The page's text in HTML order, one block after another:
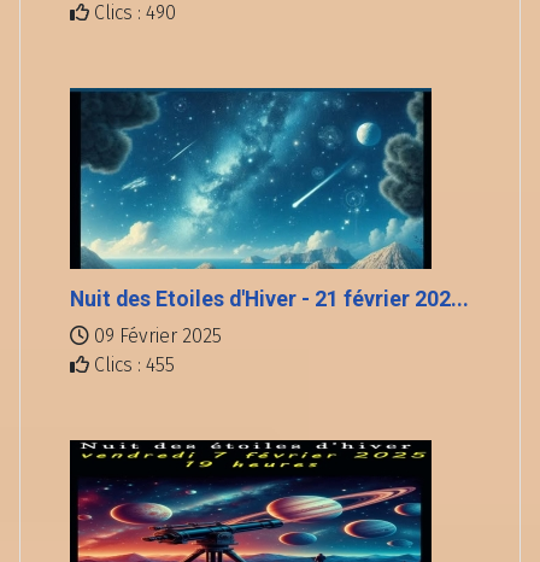
Clics : 490
Nuit des Etoiles d'Hiver - 21 février 202...
09 Février 2025
Clics : 455